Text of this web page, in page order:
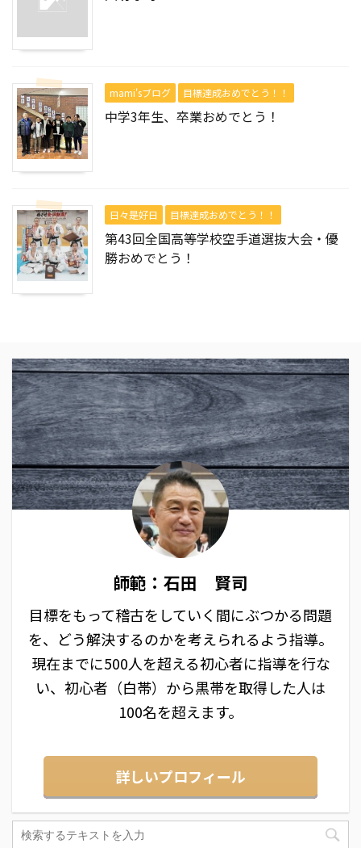
mami'sブログ 目標達成おめでとう！！
中学3年生、卒業おめでとう！
日々是好日 目標達成おめでとう！！
第43回全国高等学校空手道選抜大会・優
勝おめでとう！
師範：石田 賢司
目標をもって稽古をしていく間にぶつかる問題
を、どう解決するのかを考えられるよう指導。
現在までに500人を超える初心者に指導を行な
い、初心者（白帯）から黒帯を取得した人は
100名を超えます。
詳しいプロフィール